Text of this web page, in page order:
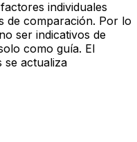
individuales
de comparación. Por lo
ser indicativos de
como guía. El
se actualiza